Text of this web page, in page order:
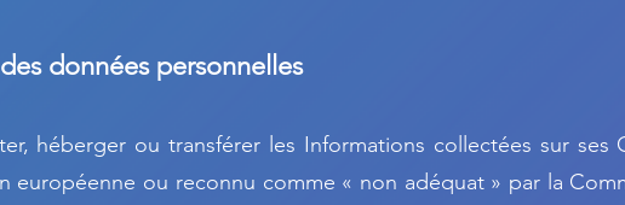
données personnelles
héberger ou transférer les Informations collectées sur ses
européenne ou reconnu comme « non adéquat » par la